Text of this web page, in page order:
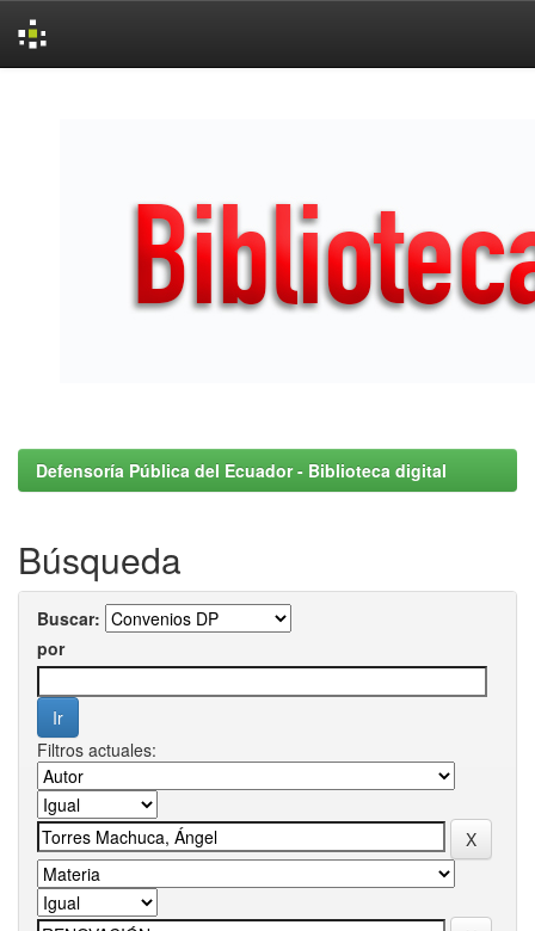
Defensoría Pública del Ecuador - Biblioteca digital
Búsqueda
Buscar:
por
Filtros actuales: